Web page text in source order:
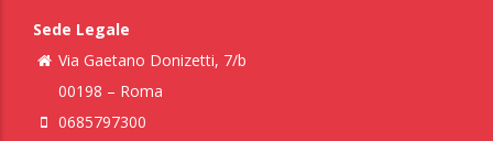
Sede Legale
Via Gaetano Donizetti, 7/b
00198 – Roma
0685797300